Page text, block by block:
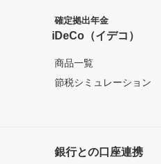
確定拠出年金
iDeCo（イデコ）
商品一覧
節税シミュレーション
銀行との口座連携